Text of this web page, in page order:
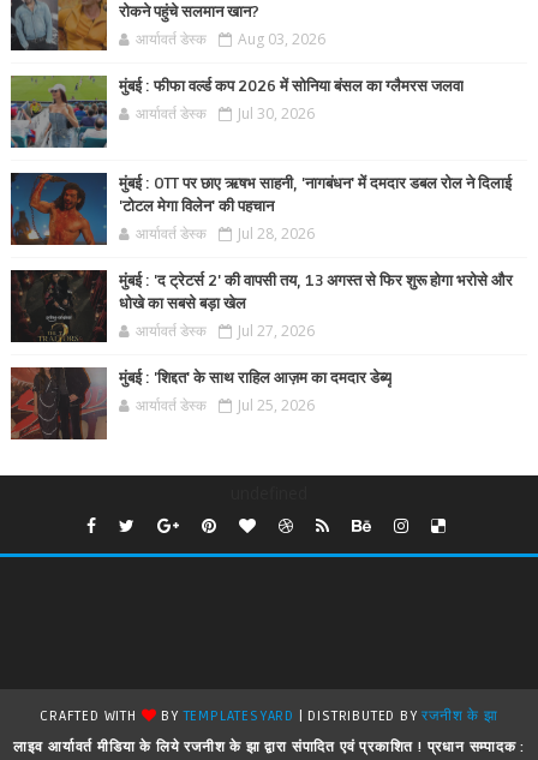
रोकने पहुंचे सलमान खान?
आर्यावर्त डेस्क Aug 03, 2026
मुंबई : फीफा वर्ल्ड कप 2026 में सोनिया बंसल का ग्लैमरस जलवा
आर्यावर्त डेस्क Jul 30, 2026
मुंबई : OTT पर छाए ऋषभ साहनी, 'नागबंधन' में दमदार डबल रोल ने दिलाई
'टोटल मेगा विलेन' की पहचान
आर्यावर्त डेस्क Jul 28, 2026
मुंबई : 'द ट्रेटर्स 2' की वापसी तय, 13 अगस्त से फिर शुरू होगा भरोसे और
धोखे का सबसे बड़ा खेल
आर्यावर्त डेस्क Jul 27, 2026
मुंबई : 'शिद्दत' के साथ राहिल आज़म का दमदार डेब्यू
आर्यावर्त डेस्क Jul 25, 2026
CRAFTED WITH BYTEMPLATESYARD | DISTRIBUTED BYरजनीश के झा
लाइव आर्यावर्त मीडिया के लिये रजनीश के झा द्वारा संपादित एवं प्रकाशित ! प्रधान सम्पादक :